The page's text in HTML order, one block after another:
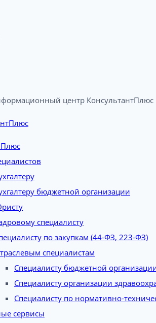
центр КонсультантПлюс
бюджетной организации
специалисту
по закупкам (44-ФЗ, 223-ФЗ)
специалистам
Специалисту бюджетной
Специалисту организации
Специалисту по нормативно-
сервисы